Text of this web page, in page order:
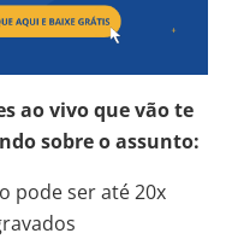
ao vivo que vão te
sobre o assunto:
pode ser até 20x